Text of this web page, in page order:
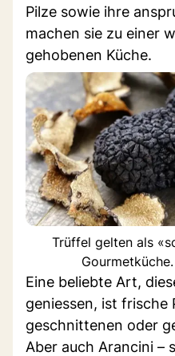
Pilze sowie ihre
machen sie zu einer
gehobenen Küche.
Trüffel gelten als
Eine beliebte Art,
geniessen, ist frische
geschnittenen oder
Aber auch Arancini –